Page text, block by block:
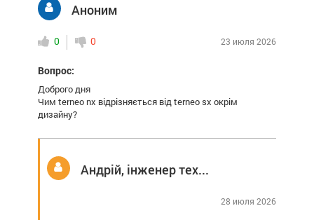
Аноним
0 0 23 июля 2026
Вопрос:
Доброго дня
Чим terneo nx відрізняється від terneo sx окрім
дизайну?
Андрій, інженер технічної підтримки
28 июля 2026